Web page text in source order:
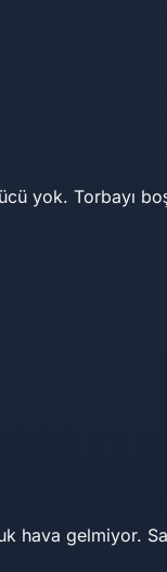
yok. Torbayı
hava gelmiyor.